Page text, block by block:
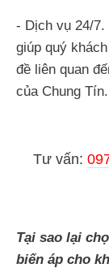
- Dịch vụ 24/7.
giúp quý
đề liên quan
của Chung Tín.
Tư vấn:
Tại sao lại
biến áp cho